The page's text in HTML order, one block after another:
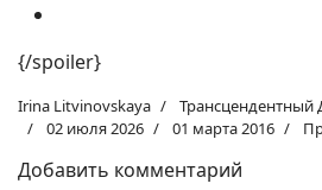
{/spoiler}
Irina Litvinovskaya
Трансцендентный
02 июля 2026
01 марта 2016
Добавить комментарий